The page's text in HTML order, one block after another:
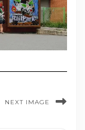
NEXT IMAGE